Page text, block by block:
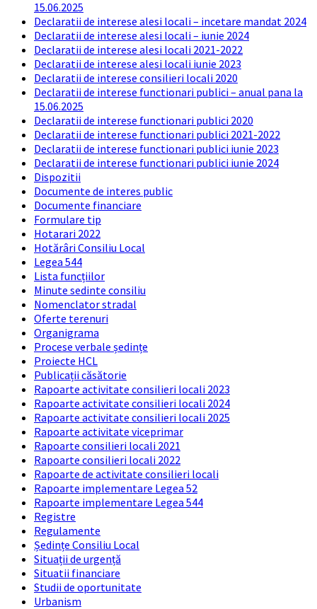
15.06.2025
Declaratii de interese alesi locali – incetare mandat 2024
Declaratii de interese alesi locali – iunie 2024
Declaratii de interese alesi locali 2021-2022
Declaratii de interese alesi locali iunie 2023
Declaratii de interese consilieri locali 2020
Declaratii de interese functionari publici – anual pana la
15.06.2025
Declaratii de interese functionari publici 2020
Declaratii de interese functionari publici 2021-2022
Declaratii de interese functionari publici iunie 2023
Declaratii de interese functionari publici iunie 2024
Dispozitii
Documente de interes public
Documente financiare
Formulare tip
Hotarari 2022
Hotărâri Consiliu Local
Legea 544
Lista funcțiilor
Minute sedinte consiliu
Nomenclator stradal
Oferte terenuri
Organigrama
Procese verbale ședințe
Proiecte HCL
Publicații căsătorie
Rapoarte activitate consilieri locali 2023
Rapoarte activitate consilieri locali 2024
Rapoarte activitate consilieri locali 2025
Rapoarte activitate viceprimar
Rapoarte consilieri locali 2021
Rapoarte consilieri locali 2022
Rapoarte de activitate consilieri locali
Rapoarte implementare Legea 52
Rapoarte implementare Legea 544
Registre
Regulamente
Ședințe Consiliu Local
Situații de urgență
Situatii financiare
Studii de oportunitate
Urbanism